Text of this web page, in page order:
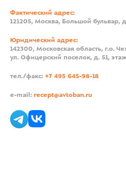
Фактический адрес:
121205, Москва, Большой бульвар,
Юридический адрес:
142300, Московская область, г.о.
ул. Офицерский поселок, д. 51,
тел./факс: +7 495 645-98-18
e-mail: recept@avtoban.ru